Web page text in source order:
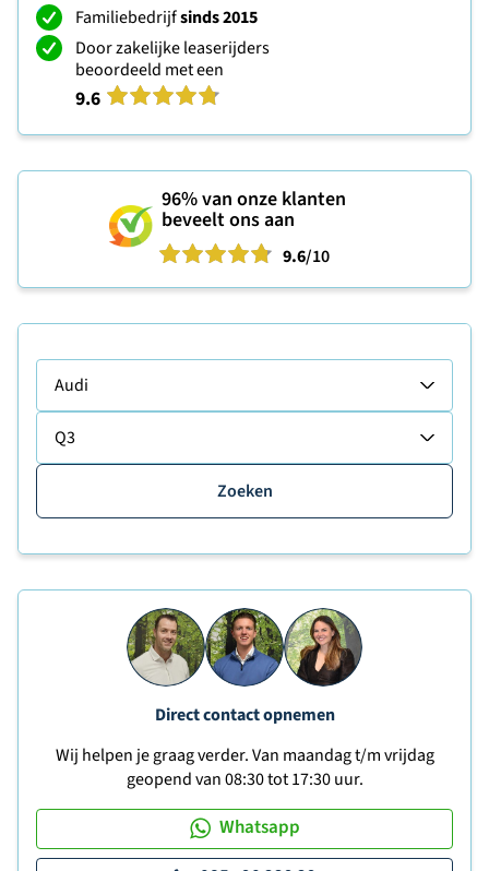
Familiebedrijfsinds 2015
Door zakelijke leaserijders
beoordeeld met een
9.6
96%van onze klanten
beveelt ons aan
9.6/10
Audi
Q3
Zoeken
Direct contact opnemen
Wij helpen je graag verder. Van maandag t/m vrijdag
geopend van 08:30 tot 17:30 uur.
Whatsapp